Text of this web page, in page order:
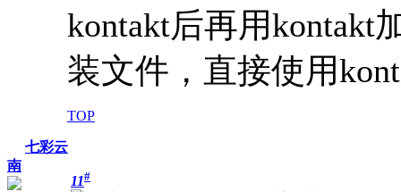
kontakt后再用kontakt
装文件，直接使用
TOP
七彩云
南
11#